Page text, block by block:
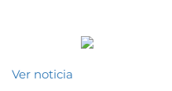
Ver noticia